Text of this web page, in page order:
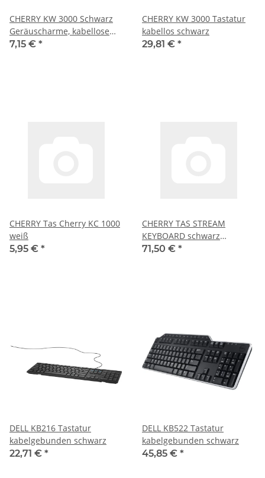
CHERRY KW 3000 Schwarz
Geräuscharme, kabellose
Full-Size-Tastatur
7,15 € *
CHERRY KW 3000 Tastatur
kabellos schwarz
29,81 € *
CHERRY Tas Cherry KC 1000
weiß
5,95 € *
CHERRY TAS STREAM
KEYBOARD schwarz
deutsches Layout
71,50 € *
DELL KB216 Tastatur
kabelgebunden schwarz
22,71 € *
DELL KB522 Tastatur
kabelgebunden schwarz
45,85 € *